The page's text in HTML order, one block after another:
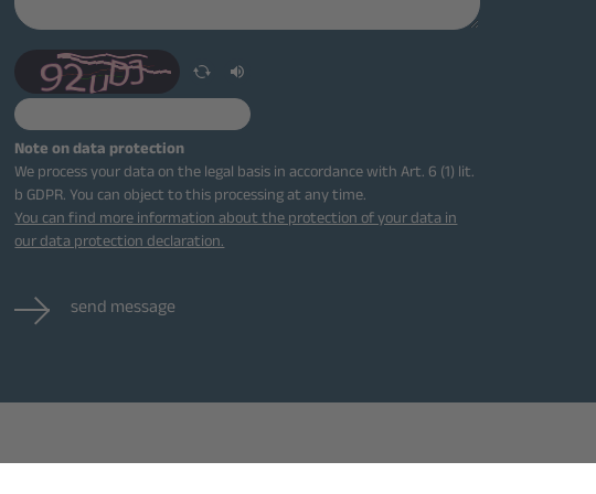
Note on data protection
We process your data on the legal basis in accordance with Art. 6 (1) lit.
b GDPR. You can object to this processing at any time.
You can find more information about the protection of your data in
our data protection declaration.
send message